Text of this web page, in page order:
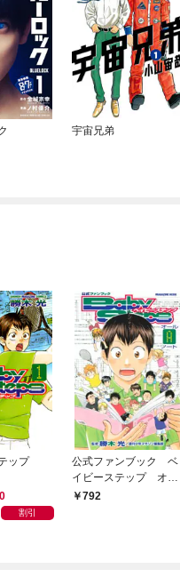
宇宙兄弟
ップ
割引
公式ファンブック ベ
イビーステップ オー
ルＡノート
792